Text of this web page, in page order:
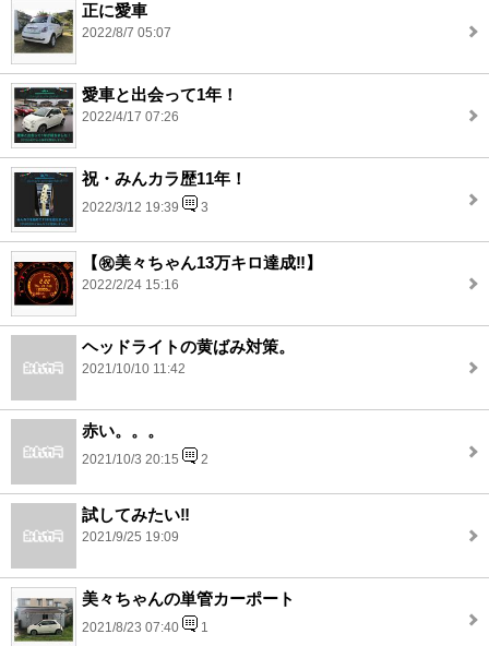
正に愛車
2022/8/7 05:07
愛車と出会って1年！
2022/4/17 07:26
祝・みんカラ歴11年！
2022/3/12 19:39 3
【㊗️美々ちゃん13万キロ達成‼️】
2022/2/24 15:16
ヘッドライトの黄ばみ対策。
2021/10/10 11:42
赤い。。。
2021/10/3 20:15 2
試してみたい‼️
2021/9/25 19:09
美々ちゃんの単管カーポート
2021/8/23 07:40 1